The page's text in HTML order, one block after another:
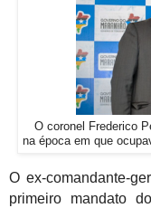
O coronel Frederico
na época em que
O ex-comandante-
primeiro mandato